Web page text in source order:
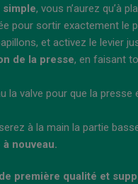
, vous n’aurez qu’à
pour sortir exactement le
et activez le levier
de la presse, en faisant
la valve pour que la
à la main la partie
nouveau.
première qualité et